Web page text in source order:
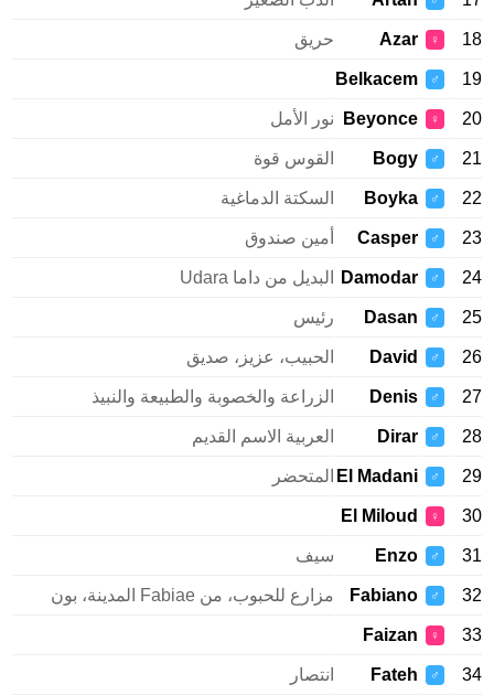
18
♀
Azar حريق
19
♂
Belkacem
20
♀
Beyonce نور الأمل
21
♂
Bogy القوس قوة
22
♂
Boyka السكتة الدماغية
23
♂
Casper أمين صندوق
24
♂
Damodar البديل من داما Udara
25
♂
Dasan رئيس
26
♂
David الحبيب، عزيز، صديق
27
♂
Denis الزراعة والخصوبة والطبيعة والنبيذ
28
♂
Dirar العربية الاسم القديم
29
♂
El Madani المتحضر
30
♀
El Miloud
31
♂
Enzo سيف
32
♂
Fabiano مزارع للحبوب، من Fabiae المدينة، بون
33
♀
Faizan
34
♂
Fateh انتصار